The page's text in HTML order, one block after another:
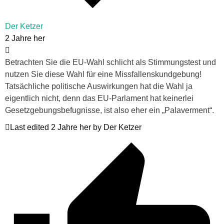
Der Ketzer
2 Jahre her
Betrachten Sie die EU-Wahl schlicht als Stimmungstest und
nutzen Sie diese Wahl für eine Missfallenskundgebung!
Tatsächliche politische Auswirkungen hat die Wahl ja
eigentlich nicht, denn das EU-Parlament hat keinerlei
Gesetzgebungsbefugnisse, ist also eher ein „Palaverment“.
Last edited 2 Jahre her by Der Ketzer